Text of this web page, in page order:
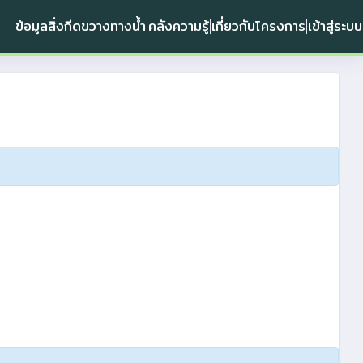
ข้อมูลสิ่งกีดขวางทางน้ำ คลังความรู้เกี่ยวกับโครงการ เข้าสู่ระบบ